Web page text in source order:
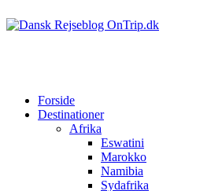
Forside
Destinationer
Afrika
Eswatini
Marokko
Namibia
Sydafrika